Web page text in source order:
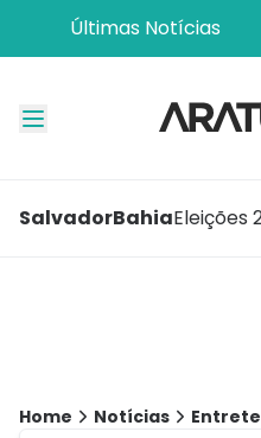
Últimas Notícias
SalvadorBahiaEleições
Home Notícias